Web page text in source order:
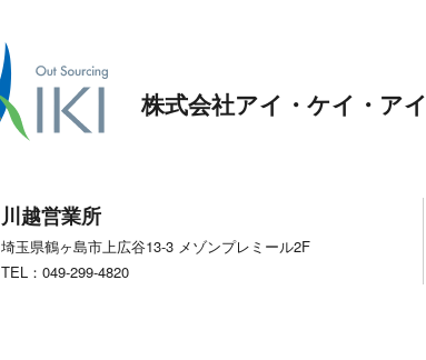
株式会社アイ・ケイ・アイ
川越営業所
埼玉県鶴ヶ島市上広谷13-3 メゾンプレミール2F
TEL：049-299-4820